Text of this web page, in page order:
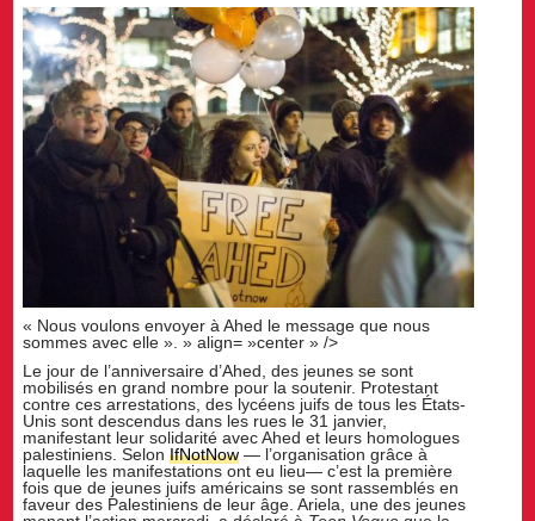
« Nous voulons envoyer à Ahed le message que nous
sommes avec elle ». » align= »center » />
Le jour de l’anniversaire d’Ahed, des jeunes se sont
mobilisés en grand nombre pour la soutenir. Protestant
contre ces arrestations, des lycéens juifs de tous les États-
Unis sont descendus dans les rues le 31 janvier,
manifestant leur solidarité avec Ahed et leurs homologues
palestiniens. SelonIfNotNow — l’organisation grâce à
laquelle les manifestations ont eu lieu— c’est la première
fois que de jeunes juifs américains se sont rassemblés en
faveur des Palestiniens de leur âge. Ariela, une des jeunes